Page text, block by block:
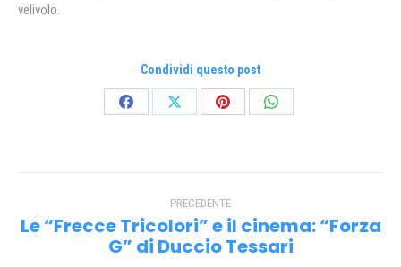
velivolo.
Condividi questo post
CondividiCondividiCondividiCondividi
tra PRECEDENTE
Post
precedente:
Le “Frecce Tricolori” e il cinema: “Forza
G” di Duccio Tessari